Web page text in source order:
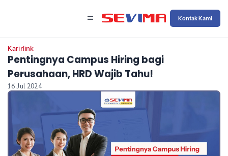
Kontak Kami
Karirlink
Pentingnya Campus Hiring bagi
Perusahaan, HRD Wajib Tahu!
16 Jul 2024